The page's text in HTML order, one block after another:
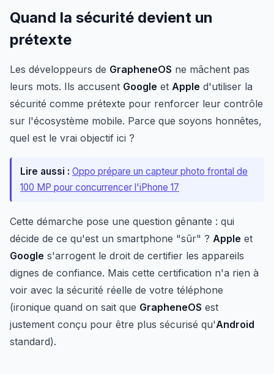
Quand la sécurité devient un
prétexte
Les développeurs de GrapheneOS ne mâchent pas
leurs mots. Ils accusent Google et Apple d'utiliser la
sécurité comme prétexte pour renforcer leur contrôle
sur l'écosystème mobile. Parce que soyons honnêtes,
quel est le vrai objectif ici ?
Lire aussi : Oppo prépare un capteur photo frontal de
100 MP pour concurrencer l'iPhone 17
Cette démarche pose une question gênante : qui
décide de ce qu'est un smartphone "sûr" ? Apple et
Google s'arrogent le droit de certifier les appareils
dignes de confiance. Mais cette certification n'a rien à
voir avec la sécurité réelle de votre téléphone
(ironique quand on sait que GrapheneOS est
justement conçu pour être plus sécurisé qu'Android
standard).